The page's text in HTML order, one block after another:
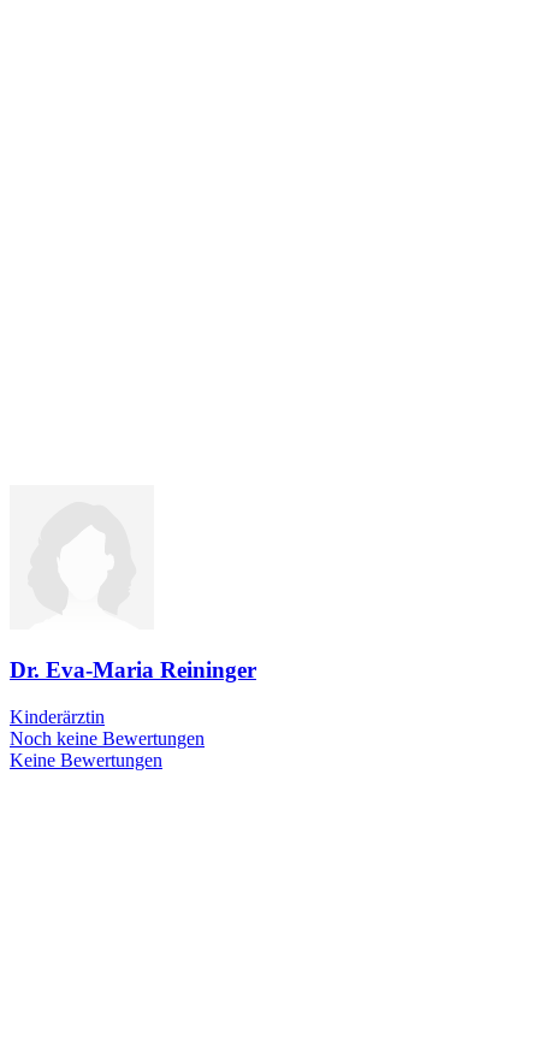
Dr. Eva-Maria Reininger
Kinderärztin
Noch keine Bewertungen
Keine Bewertungen